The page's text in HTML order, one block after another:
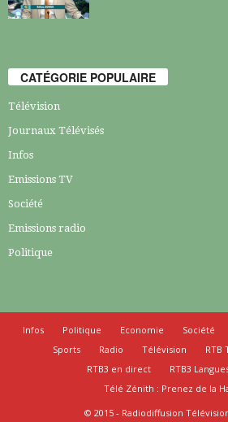
CATÉGORIE POPULAIRE
Télévision
Journaux Télévisés
Infos
Emissions TV
Société
Emissions radio
Politique
Infos Politique Economie Société
Sports
Radio Télévision
RTB
RTB3 en direct
RTB3
Télé Zénith : Prenez de la
© 2015 - Radiodiffusion